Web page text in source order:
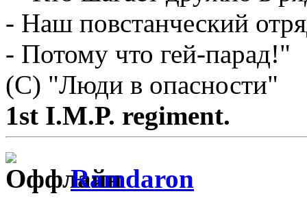
- Наш повстанческий
- Потому что гей-парад!"
(С) "Люди в опасности"
1st I.M.P. regiment.
Ramdaron